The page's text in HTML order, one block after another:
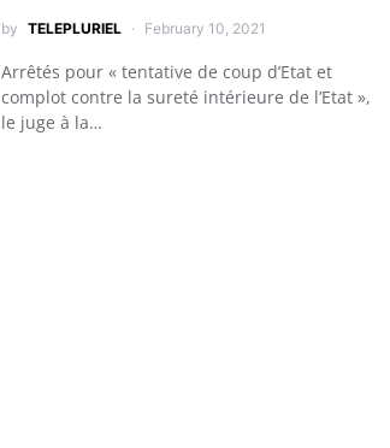
by TELEPLURIEL February 10, 2021
Arrêtés pour « tentative de coup d’Etat et
complot contre la sureté intérieure de l’Etat »,
le juge à la…